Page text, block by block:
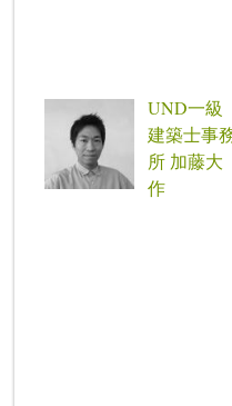
UND一級
建築士事
所 加藤大
作